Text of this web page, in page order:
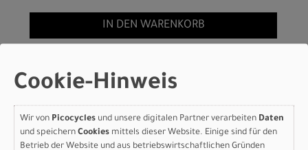
IN DEN WARENKORB
Scott Addict RC 30 -
flame orange - XXS
Modelljahr 2026
Lieferbar in ca. 5-8 Werktagen
Cookie-Hinweis
Wir von Picocycles und unsere digitalen Partner verarbeiten Daten
und speichern Cookies mittels dieser Website. Einige sind für den
Betrieb der Website und aus betriebswirtschaftlichen Gründen